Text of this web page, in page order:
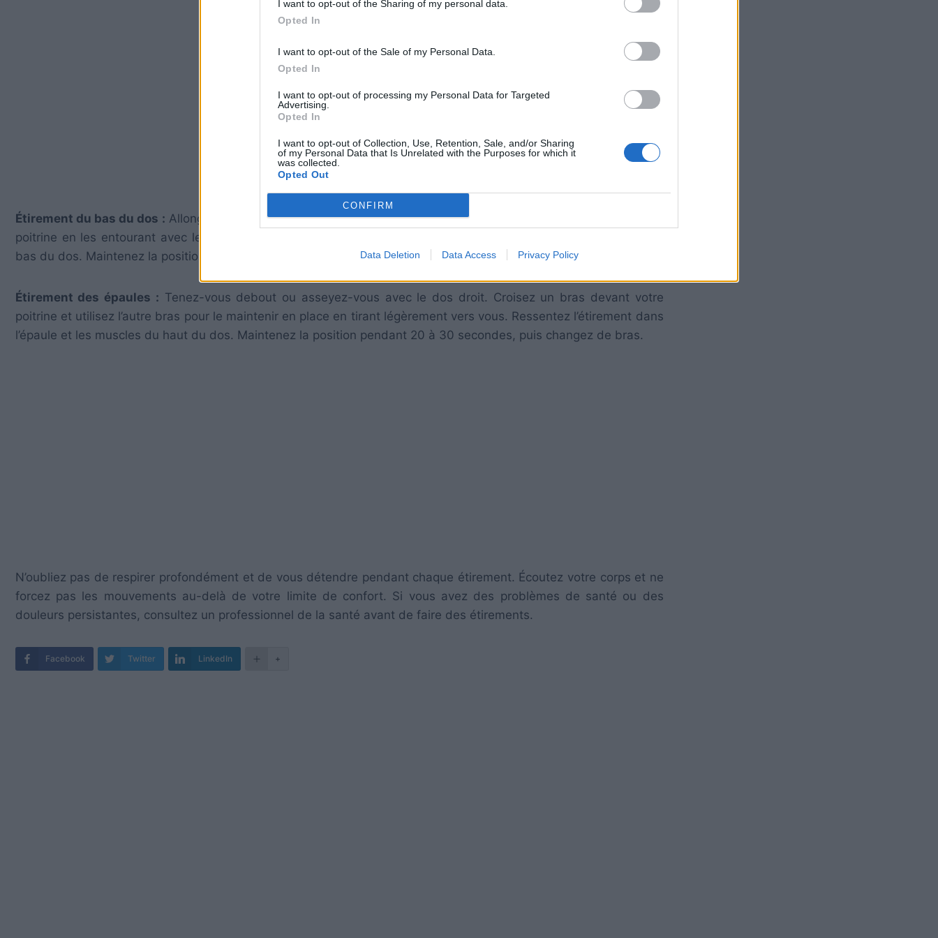
I want to opt-out of the Sharing of my personal data.
Opted In
I want to opt-out of the Sale of my Personal Data.
Opted In
I want to opt-out of processing my Personal Data for Targeted
Advertising.
Opted In
I want to opt-out of Collection, Use, Retention, Sale, and/or Sharing
of my Personal Data that Is Unrelated with the Purposes for which it
was collected.
Opted Out
CONFIRM
Data Deletion Data Access Privacy Policy
Étirement du bas du dos : Allongez-vous sur le dos avec les genoux pliés. Ramenez doucement les genoux vers la
poitrine en les entourant avec les bras. Tirez légèrement les genoux vers le bas et ressentez l’étirement dans le
bas du dos. Maintenez la position pendant 20 à 30 secondes.
Étirement des épaules : Tenez-vous debout ou asseyez-vous avec le dos droit. Croisez un bras devant votre
poitrine et utilisez l’autre bras pour le maintenir en place en tirant légèrement vers vous. Ressentez l’étirement dans
l’épaule et les muscles du haut du dos. Maintenez la position pendant 20 à 30 secondes, puis changez de bras.
N’oubliez pas de respirer profondément et de vous détendre pendant chaque étirement. Écoutez votre corps et ne
forcez pas les mouvements au-delà de votre limite de confort. Si vous avez des problèmes de santé ou des
douleurs persistantes, consultez un professionnel de la santé avant de faire des étirements.
Facebook Twitter LinkedIn +